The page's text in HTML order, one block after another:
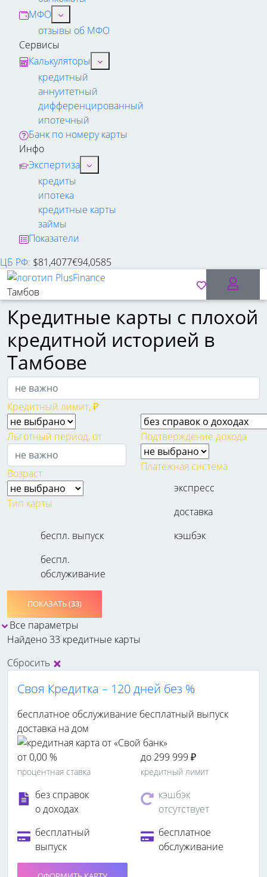
МФО
отзывы об МФО
Сервисы
Калькуляторы
кредитный
аннуитетный
дифференцированный
ипотечный
Банк по номеру карты
Инфо
Экспертиза
кредиты
ипотека
кредитные карты
займы
Показатели
ЦБ РФ: $81,4077€94,0585
Тамбов
Кредитные карты с плохой
кредитной историей в
Тамбове
Кредитный лимит, ₽
Льготный период, от Подтверждение дохода
Возраст
Платежная система
Тип карты
экспресс
доставка
беспл. выпуск
беспл.
обслуживание
кэшбэк
ПОКАЗАТЬ (33)
Все параметры
Найдено 33 кредитные карты
Сбросить
Своя Кредитка – 120 дней без %
бесплатное обслуживание бесплатный выпуск
доставка на дом
от 0,00 %
процентная ставка
до 299 999 ₽
кредитный лимит
без справок
о доходах
кэшбэк
отсутствует
бесплатный
выпуск
бесплатное
обслуживание